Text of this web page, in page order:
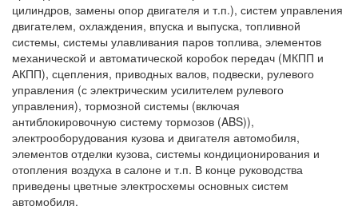
цилиндров, замены опор двигателя и т.п.), систем управления
двигателем, охлаждения, впуска и выпуска, топливной
системы, системы улавливания паров топлива, элементов
механической и автоматической коробок передач (МКПП и
АКПП), сцепления, приводных валов, подвески, рулевого
управления (с электрическим усилителем рулевого
управления), тормозной системы (включая
антиблокировочную систему тормозов (ABS)),
электрооборудования кузова и двигателя автомобиля,
элементов отделки кузова, системы кондиционирования и
отопления воздуха в салоне и т.п. В конце руководства
приведены цветные электросхемы основных систем
автомобиля.